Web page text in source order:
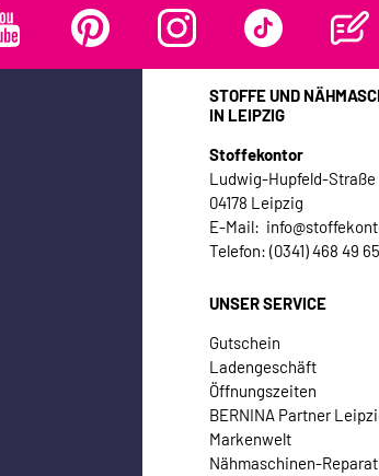
STOFFE UND
IN LEIPZIG
Stoffekontor
Ludwig-Hupfeld-Straße
04178 Leipzig
E-Mail:
Telefon: (0341) 468 49 65
UNSER SERVICE
Gutschein
Ladengeschäft
Öffnungszeiten
BERNINA Partner
Markenwelt
Nähmaschinen-